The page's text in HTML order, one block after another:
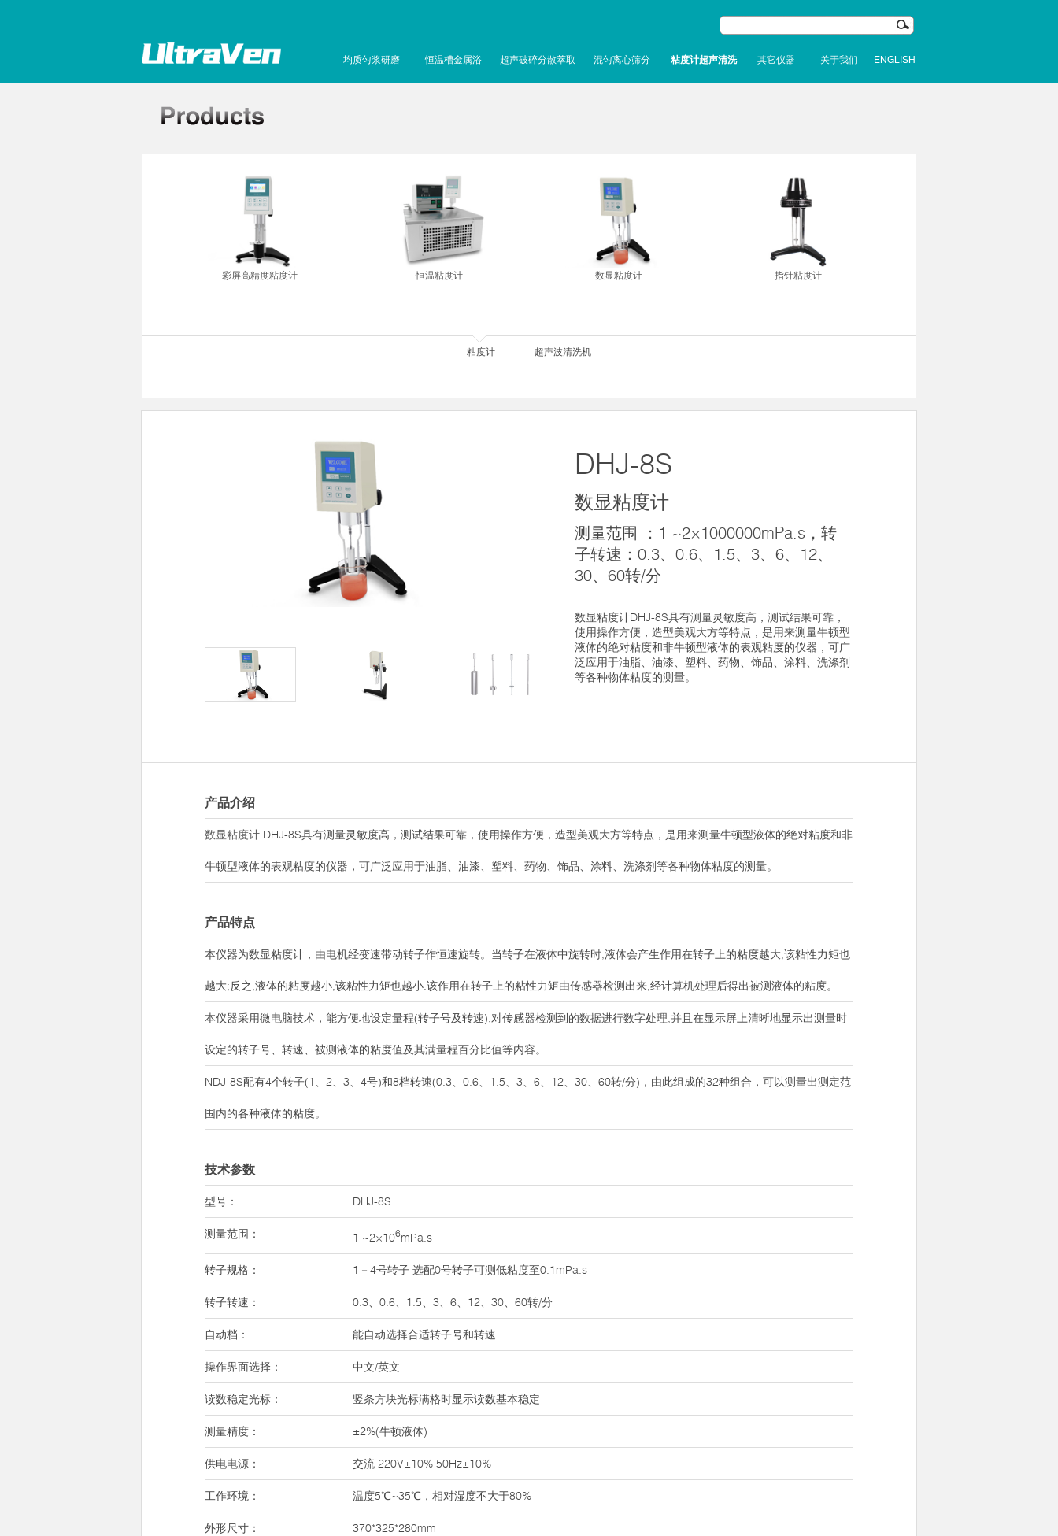
均质匀浆研磨 恒温槽金属浴 超声破碎分散萃取 混匀离心筛分 粘度计超声清洗 其它仪器 关于我们 ENGLISH
彩屏高精度粘度计 恒温粘度计 数显粘度计 指针粘度计
粘度计 超声波清洗机
DHJ-8S
数显粘度计
测量范围 ：1 ~2×1000000mPa.s，转
子转速：0.3、0.6、1.5、3、6、12、
30、60转/分
数显粘度计DHJ-8S具有测量灵敏度高，测试结果可靠，
使用操作方便，造型美观大方等特点，是用来测量牛顿型
液体的绝对粘度和非牛顿型液体的表观粘度的仪器，可广
泛应用于油脂、油漆、塑料、药物、饰品、涂料、洗涤剂
等各种物体粘度的测量。
产品介绍
数显粘度计 DHJ-8S具有测量灵敏度高，测试结果可靠，使用操作方便，造型美观大方等特点，是用来测量牛顿型液体的绝对粘度和非
牛顿型液体的表观粘度的仪器，可广泛应用于油脂、油漆、塑料、药物、饰品、涂料、洗涤剂等各种物体粘度的测量。
产品特点
本仪器为数显粘度计，由电机经变速带动转子作恒速旋转。当转子在液体中旋转时,液体会产生作用在转子上的粘度越大,该粘性力矩也
越大;反之,液体的粘度越小,该粘性力矩也越小.该作用在转子上的粘性力矩由传感器检测出来,经计算机处理后得出被测液体的粘度。
本仪器采用微电脑技术，能方便地设定量程(转子号及转速),对传感器检测到的数据进行数字处理,并且在显示屏上清晰地显示出测量时
设定的转子号、转速、被测液体的粘度值及其满量程百分比值等内容。
NDJ-8S配有4个转子(1、2、3、4号)和8档转速(0.3、0.6、1.5、3、6、12、30、60转/分)，由此组成的32种组合，可以测量出测定范
围内的各种液体的粘度。
技术参数
型号： DHJ-8S
测量范围： 1 ~2×106mPa.s
转子规格： 1－4号转子 选配0号转子可测低粘度至0.1mPa.s
转子转速： 0.3、0.6、1.5、3、6、12、30、60转/分
自动档： 能自动选择合适转子号和转速
操作界面选择： 中文/英文
读数稳定光标： 竖条方块光标满格时显示读数基本稳定
测量精度： ±2%(牛顿液体)
供电电源： 交流 220V±10% 50Hz±10%
工作环境： 温度5℃~35℃，相对湿度不大于80%
外形尺寸： 370*325*280mm